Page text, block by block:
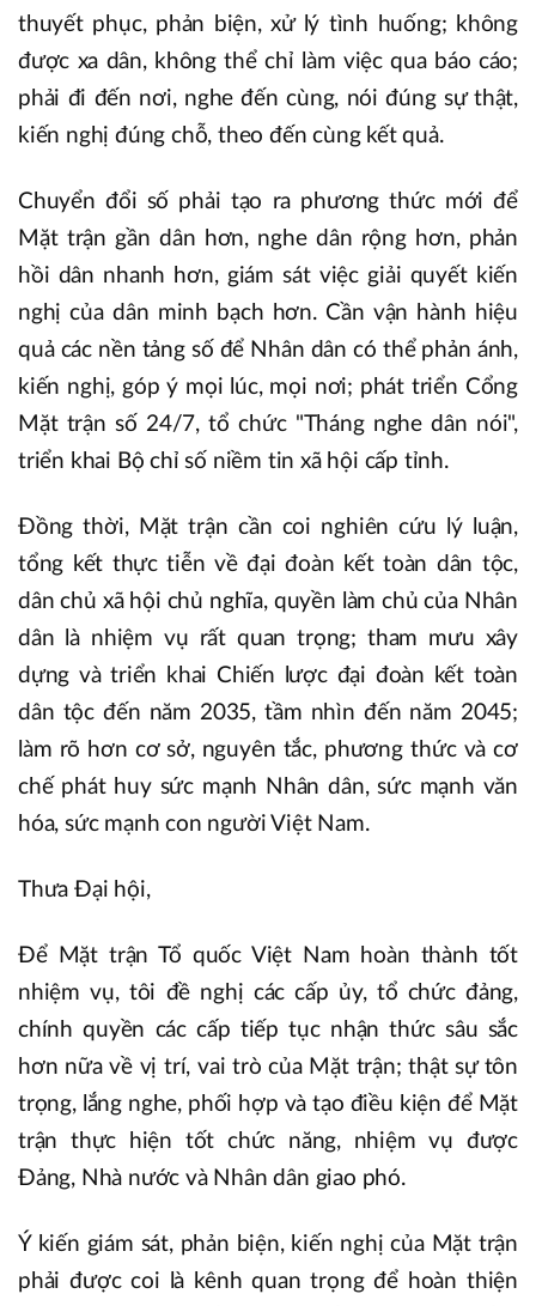
thuyết phục, phản biện, xử lý tình huống; không
được xa dân, không thể chỉ làm việc qua báo cáo;
phải đi đến nơi, nghe đến cùng, nói đúng sự thật,
kiến nghị đúng chỗ, theo đến cùng kết quả.
Chuyển đổi số phải tạo ra phương thức mới để
Mặt trận gần dân hơn, nghe dân rộng hơn, phản
hồi dân nhanh hơn, giám sát việc giải quyết kiến
nghị của dân minh bạch hơn. Cần vận hành hiệu
quả các nền tảng số để Nhân dân có thể phản ánh,
kiến nghị, góp ý mọi lúc, mọi nơi; phát triển Cổng
Mặt trận số 24/7, tổ chức "Tháng nghe dân nói",
triển khai Bộ chỉ số niềm tin xã hội cấp tỉnh.
Đồng thời, Mặt trận cần coi nghiên cứu lý luận,
tổng kết thực tiễn về đại đoàn kết toàn dân tộc,
dân chủ xã hội chủ nghĩa, quyền làm chủ của Nhân
dân là nhiệm vụ rất quan trọng; tham mưu xây
dựng và triển khai Chiến lược đại đoàn kết toàn
dân tộc đến năm 2035, tầm nhìn đến năm 2045;
làm rõ hơn cơ sở, nguyên tắc, phương thức và cơ
chế phát huy sức mạnh Nhân dân, sức mạnh văn
hóa, sức mạnh con người Việt Nam.
Thưa Đại hội,
Để Mặt trận Tổ quốc Việt Nam hoàn thành tốt
nhiệm vụ, tôi đề nghị các cấp ủy, tổ chức đảng,
chính quyền các cấp tiếp tục nhận thức sâu sắc
hơn nữa về vị trí, vai trò của Mặt trận; thật sự tôn
trọng, lắng nghe, phối hợp và tạo điều kiện để Mặt
trận thực hiện tốt chức năng, nhiệm vụ được
Đảng, Nhà nước và Nhân dân giao phó.
Ý kiến giám sát, phản biện, kiến nghị của Mặt trận
phải được coi là kênh quan trọng để hoàn thiện